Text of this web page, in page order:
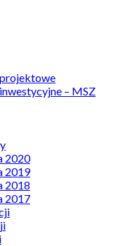
– MSZ
2020
2019
2018
2017